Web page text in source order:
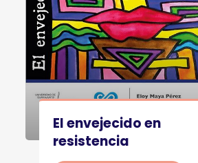
El envejecido en
resistencia